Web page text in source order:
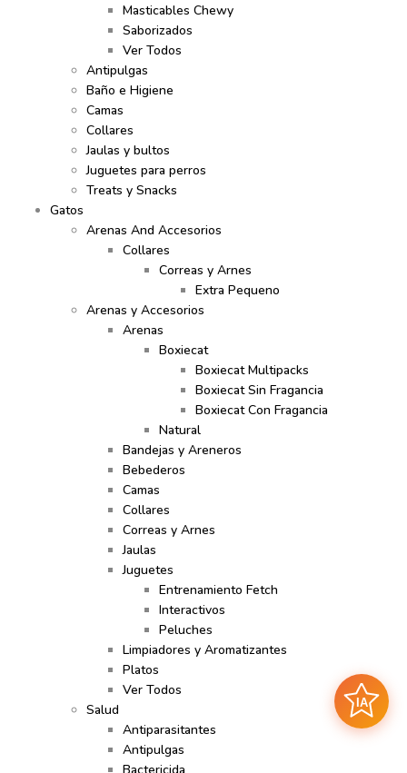
Masticables Chewy
Saborizados
Ver Todos
Antipulgas
Baño e Higiene
Camas
Collares
Jaulas y bultos
Juguetes para perros
Treats y Snacks
Gatos
Arenas And Accesorios
Collares
Correas y Arnes
Extra Pequeno
Arenas y Accesorios
Arenas
Boxiecat
Boxiecat Multipacks
Boxiecat Sin Fragancia
Boxiecat Con Fragancia
Natural
Bandejas y Areneros
Bebederos
Camas
Collares
Correas y Arnes
Jaulas
Juguetes
Entrenamiento Fetch
Interactivos
Peluches
Limpiadores y Aromatizantes
Platos
Ver Todos
Salud
Antiparasitantes
Antipulgas
Bactericida
IA